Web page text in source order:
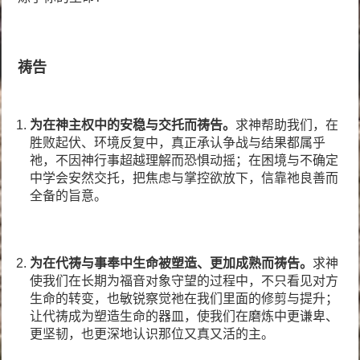
祷告
为在神主权中的安稳与交托而祷告。 求神帮助我们，在
胜败起伏、环境反复中，真正承认争战与结果都属乎
祂，不因神行事超越理解而恐惧动摇；在困境与不确定
中学会安然交托，把焦虑与掌控欲放下，信靠祂良善而
全备的旨意。
为在代祷与事奉中生命被塑造、更加成熟而祷告。 求神
使我们在长期为福音对象守望的过程中，不只看见对方
生命的转变，也敏锐察觉祂在我们里面的修剪与提升；
让代祷成为塑造生命的器皿，使我们在磨炼中更谦卑、
更坚韧，也更深地认识那位又真又活的主。